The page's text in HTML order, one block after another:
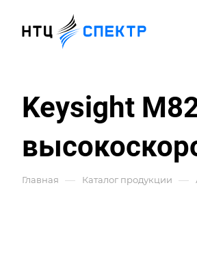
Keysight
Главная — Каталог продукции —